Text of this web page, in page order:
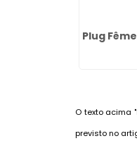
Plug
O texto acima "
previsto no